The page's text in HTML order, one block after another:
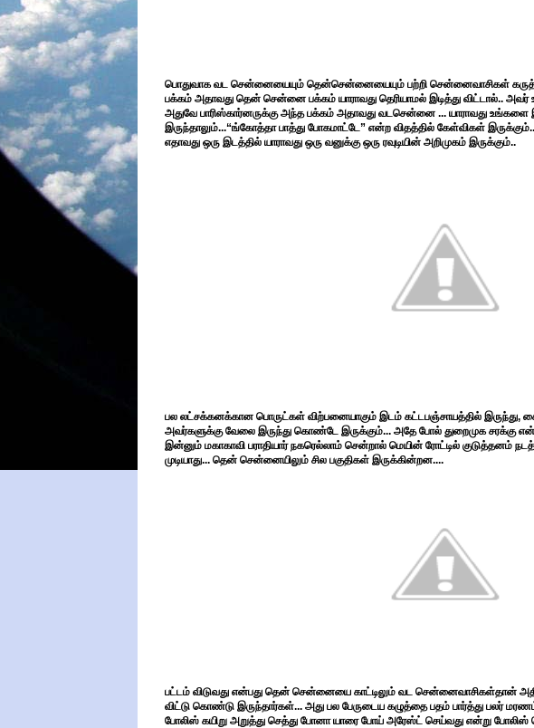
பொதுவாக வட சென்னையையும் தென்சென்னையையும் பற்றி சென்னைவாசிகள்
பக்கம் அதாவது தென் சென்னை பக்கம் யாராவது தெரியாமல் இடித்து விட்டால்.. அவர்
அதுவே பாரிஸ்கார்னருக்கு அந்த பக்கம் அதாவது வடசென்னை ... யாராவது உங்களை
இருந்தாலும்...“ங்கோத்தா பாத்து போகமாட்டே” என்ற விதத்தில் கேள்விகள்
எதாவது ஒரு இடத்தில் யாராவது ஒரு வனுக்கு ஒரு ரவுடியின் அறிமுகம் இருக்கும்..
பல லட்சக்கனக்கான பொருட்கள் விற்பனையாகும் இடம் கட்டபஞ்சாயத்தில் இருந்து,
அவர்களுக்கு வேலை இருந்து கொண்டே இருக்கும்... அதே போல் துறைமுக சரக்கு
இன்னும் மகாகாவி பராதியார் நகரெல்லாம் சென்றால் மெயின் ரோட்டில் குடுத்தனம்
முடியாது... தென் சென்னையிலும் சில பகுதிகள் இருக்கின்றன....
பட்டம் விடுவது என்பது தென் சென்னையை காட்டிலும் வட சென்னைவாசிகள்தான்
விட்டு கொண்டு இருந்தார்கள்... அது பல பேருடைய கழுத்தை பதம் பார்த்து பலர்
போலிஸ் கயிறு அறுத்து செத்து போனா யாரை போய் அரேஸ்ட் செய்வது என்று போலிஸ்